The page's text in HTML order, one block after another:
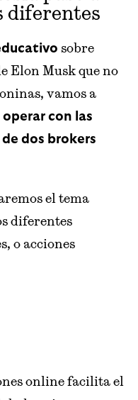
diferentes
sobre
Elon Musk que no
vamos a
con las
dos brokers
el tema
diferentes
o acciones
online facilita el